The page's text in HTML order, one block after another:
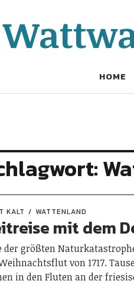
HOME
KALT WATTENLAND
mit dem
der größten
von 1717.
in den Fluten an der